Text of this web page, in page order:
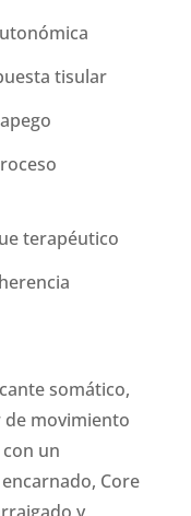
tisular
terapéutico
somático,
movimiento
un
Core